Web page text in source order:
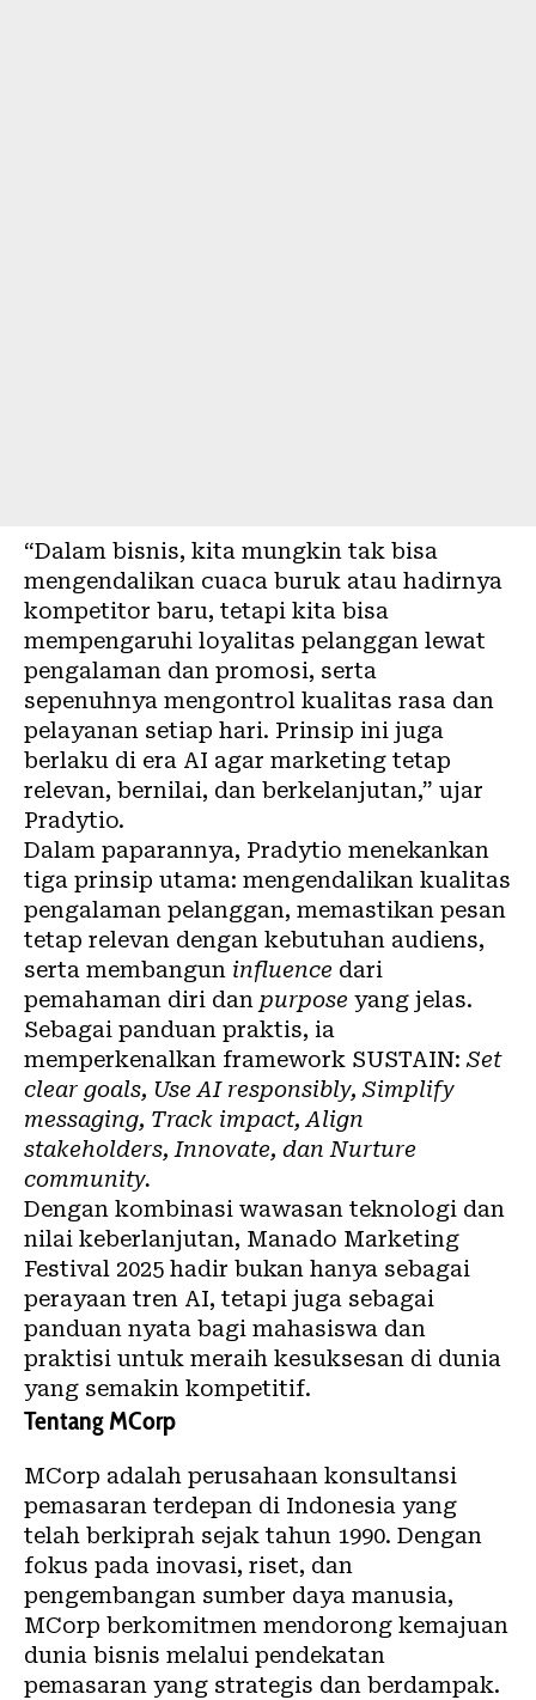
“Dalam bisnis, kita mungkin tak bisa
mengendalikan cuaca buruk atau hadirnya
kompetitor baru, tetapi kita bisa
mempengaruhi loyalitas pelanggan lewat
pengalaman dan promosi, serta
sepenuhnya mengontrol kualitas rasa dan
pelayanan setiap hari. Prinsip ini juga
berlaku di era AI agar marketing tetap
relevan, bernilai, dan berkelanjutan,” ujar
Pradytio.
Dalam paparannya, Pradytio menekankan
tiga prinsip utama: mengendalikan kualitas
pengalaman pelanggan, memastikan pesan
tetap relevan dengan kebutuhan audiens,
serta membangun influence dari
pemahaman diri dan purpose yang jelas.
Sebagai panduan praktis, ia
memperkenalkan framework SUSTAIN: Set
clear goals, Use AI responsibly, Simplify
messaging, Track impact, Align
stakeholders, Innovate, dan Nurture
community.
Dengan kombinasi wawasan teknologi dan
nilai keberlanjutan, Manado Marketing
Festival 2025 hadir bukan hanya sebagai
perayaan tren AI, tetapi juga sebagai
panduan nyata bagi mahasiswa dan
praktisi untuk meraih kesuksesan di dunia
yang semakin kompetitif.
Tentang MCorp
MCorp adalah perusahaan konsultansi
pemasaran terdepan di Indonesia yang
telah berkiprah sejak tahun 1990. Dengan
fokus pada inovasi, riset, dan
pengembangan sumber daya manusia,
MCorp berkomitmen mendorong kemajuan
dunia bisnis melalui pendekatan
pemasaran yang strategis dan berdampak.